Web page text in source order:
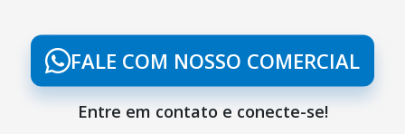
FALE COM NOSSO COMERCIAL
Entre em contato e conecte-se!